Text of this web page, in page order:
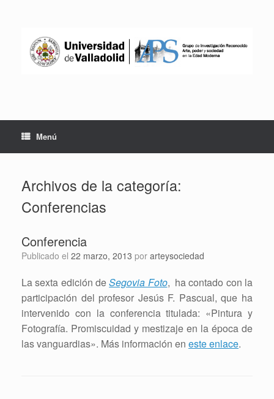
Menú
Archivos de la categoría:
Conferencias
Conferencia
Publicado el 22 marzo, 2013 por arteysociedad
La sexta edición deSegovia Foto, ha contado con la
participación del profesor Jesús F. Pascual, que ha
intervenido con la conferencia titulada: «Pintura y
Fotografía. Promiscuidad y mestizaje en la época de
las vanguardias». Más información en este enlace.